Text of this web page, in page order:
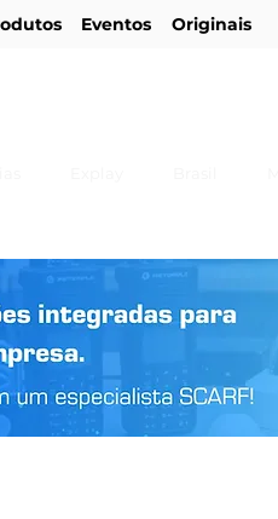
Eventos Originais